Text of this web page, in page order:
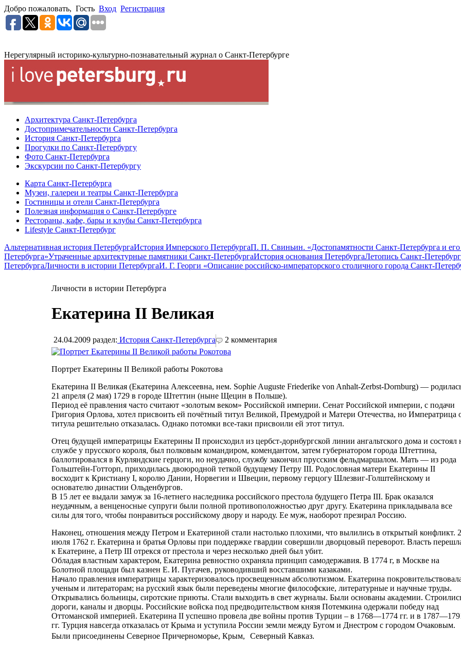
Добро пожаловать, Гость Вход Регистрация
Нерегулярный историко-культурно-познавательный журнал о Санкт-Петербурге
Архитектура Санкт-Петербурга
Достопримечательности Санкт-Петербурга
История Санкт-Петербурга
Прогулки по Санкт-Петербургу
Фото Санкт-Петербурга
Экскурсии по Санкт-Петербургу
Карта Санкт-Петербурга
Музеи, галереи и театры Санкт-Петербурга
Гостиницы и отели Санкт-Петербурга
Полезная информация о Санкт-Петербурге
Рестораны, кафе, бары и клубы Санкт-Петербурга
Lifestyle Санкт-Петербург
Альтернативная история ПетербургаИстория Имперского ПетербургаП. П. Свиньин. «Достопамятности Санкт-Петербурга и его
Петербурга»Утраченные архитектурные памятники Санкт-ПетербургаИстория основания ПетербургаЛетопись Санкт-
ПетербургаЛичности в истории ПетербургаИ. Г. Георги «Описание российско-императорского столичного города Санкт-
Личности в истории Петербурга
Екатерина II Великая
24.04.2009 раздел: История Санкт-Петербурга 2 комментария
Портрет Екатерины II Великой работы Рокотова
Екатерина II Великая (Екатерина Алексеевна, нем. Sophie Auguste Friederike von Anhalt-Zerbst-Dornburg) —
21 апреля (2 мая) 1729 в городе Штеттин (ныне Щецин в Польше).
Период её правления часто считают «золотым веком» Российской империи. Сенат Российской империи, с подачи
Григория Орлова, хотел присвоить ей почётный титул Великой, Премудрой и Матери Отечества, но Императрица
титула решительно отказалась. Однако потомки все-таки присвоили ей этот титул.
Отец будущей императрицы Екатерины II происходил из цербст-дорнбургской линии ангальтского дома и состоял
службе у прусского короля, был полковым командиром, комендантом, затем губернатором города Штеттина,
баллотировался в Курляндские герцоги, но неудачно, службу закончил прусским фельдмаршалом. Мать — из рода
Гольштейн-Готторп, приходилась двоюродной теткой будущему Петру III. Родословная матери Екатерины II
восходит к Кристиану I, королю Дании, Норвегии и Швеции, первому герцогу Шлезвиг-Голштейнскому и
основателю династии Ольденбургов.
В 15 лет ее выдали замуж за 16-летнего наследника российского престола будущего Петра III. Брак оказался
неудачным, а венценосные супруги были полной противоположностью друг другу. Екатерина прикладывала все
силы для того, чтобы понравиться российскому двору и народу. Ее муж, наоборот презирал Россию.
Наконец, отношения между Петром и Екатериной стали настолько плохими, что вылились в открытый конфликт.
июля 1762 г. Екатерина и братья Орловы при поддержке гвардии совершили дворцовый переворот. Власть
к Екатерине, а Петр III отрекся от престола и через несколько дней был убит.
Обладая властным характером, Екатерина ревностно охраняла принцип самодержавия. В 1774 г, в Москве на
Болотной площади был казнен Е. И. Пугачев, руководивший восставшими казаками.
Начало правления императрицы характеризовалось просвещенным абсолютизмом. Екатерина
ученым и литераторам; на русский язык были переведены многие философские, литературные и научные труды.
Открывались больницы, сиротские приюты. Стали выходить в свет журналы. Были основаны академии.
дороги, каналы и дворцы. Российские войска под предводительством князя Потемкина одержали победу над
Оттоманской империей. Екатерина II успешно провела две войны против Турции – в 1768—1774 гг. и в
гг. Турция навсегда отказалась от Крыма и уступила России земли между Бугом и Днестром с городом Очаковым.
Были присоединены Северное Причерноморье, Крым, Северный Кавказ.